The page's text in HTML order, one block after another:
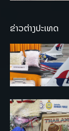
ຂ່າວຕ່າງປະເທດ